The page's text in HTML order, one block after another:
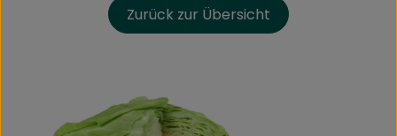
Zurück zur Übersicht